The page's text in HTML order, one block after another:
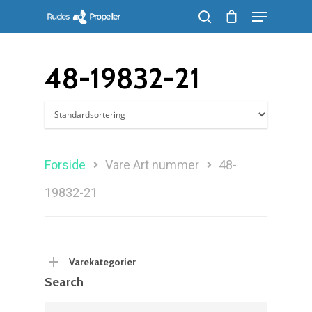
Søg efter et produkt, og tryk på enter
48-19832-21
Forside Vare Art nummer
48-
19832-21
Varekategorier
Search